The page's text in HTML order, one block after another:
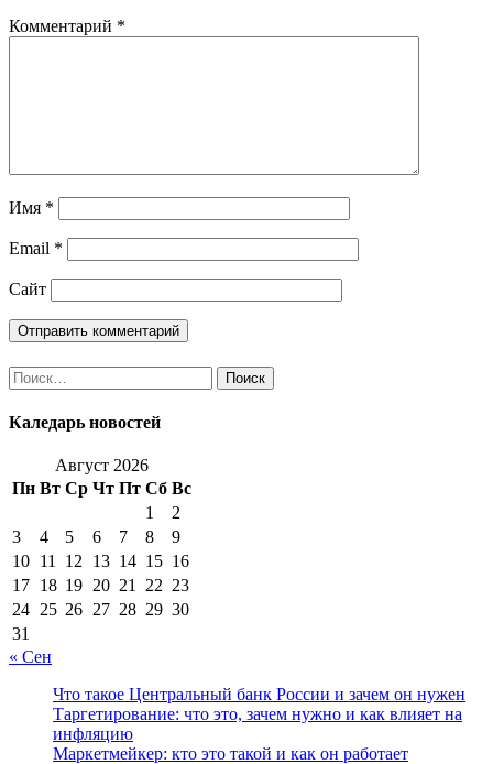
Комментарий *
Имя *
Email *
Сайт
Найти:
Каледарь новостей
Август 2026
Пн Вт Ср Чт Пт Сб Вс
1
2
3
4 5 6 7 8
9
10 11 12 13 14 15 16
17 18 19 20 21 22 23
24 25 26 27 28 29 30
31
« Сен
Что такое Центральный банк России и зачем он нужен
Таргетирование: что это, зачем нужно и как влияет на
инфляцию
Маркетмейкер: кто это такой и как он работает